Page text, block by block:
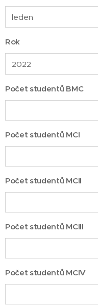
Rok
Počet studentů BMC
Počet studentů MCI
Počet studentů MCII
Počet studentů MCIII
Počet studentů MCIV